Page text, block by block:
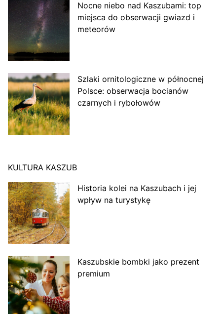
Nocne niebo nad Kaszubami: top
miejsca do obserwacji gwiazd i
meteorów
Szlaki ornitologiczne w północnej
Polsce: obserwacja bocianów
czarnych i rybołowów
KULTURA KASZUB
Historia kolei na Kaszubach i jej
wpływ na turystykę
Kaszubskie bombki jako prezent
premium